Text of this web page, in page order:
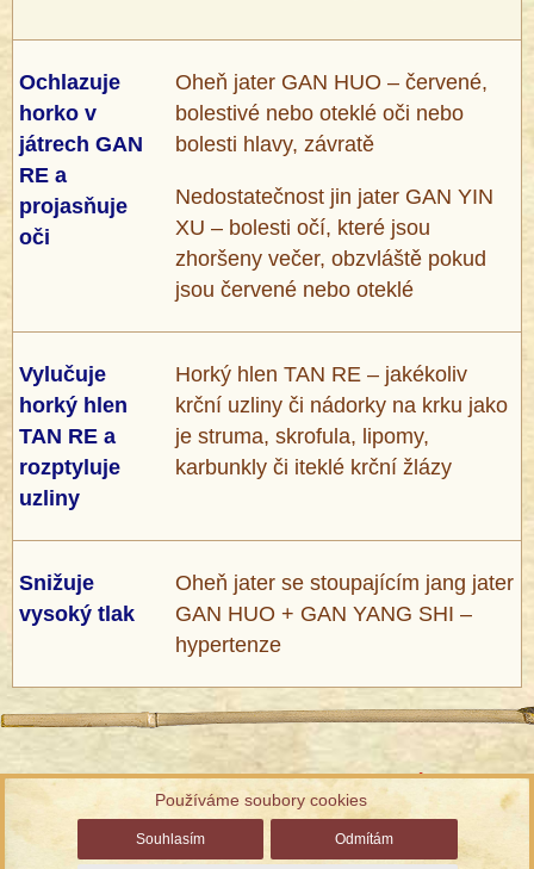
Používáme soubory cookies
Souhlasím Odmítám
Ochlazuje
horko v
játrech GAN
RE a
projasňuje
oči
Oheň jater GAN HUO – červené,
bolestivé nebo oteklé oči nebo
bolesti hlavy, závratě
Nedostatečnost jin jater GAN YIN
XU – bolesti očí, které jsou
zhoršeny večer, obzvláště pokud
jsou červené nebo oteklé
Vylučuje
horký hlen
TAN RE a
rozptyluje
uzliny
Horký hlen TAN RE – jakékoliv
krční uzliny či nádorky na krku jako
je struma, skrofula, lipomy,
karbunkly či iteklé krční žlázy
Snižuje
vysoký tlak
Oheň jater se stoupajícím jang jater
GAN HUO + GAN YANG SHI –
hypertenze
Informace ke zpracování osobních údajů
Správa cookies| Chráněno službou reCAPTCHAOchrana
soukromí a smluvní podmínky